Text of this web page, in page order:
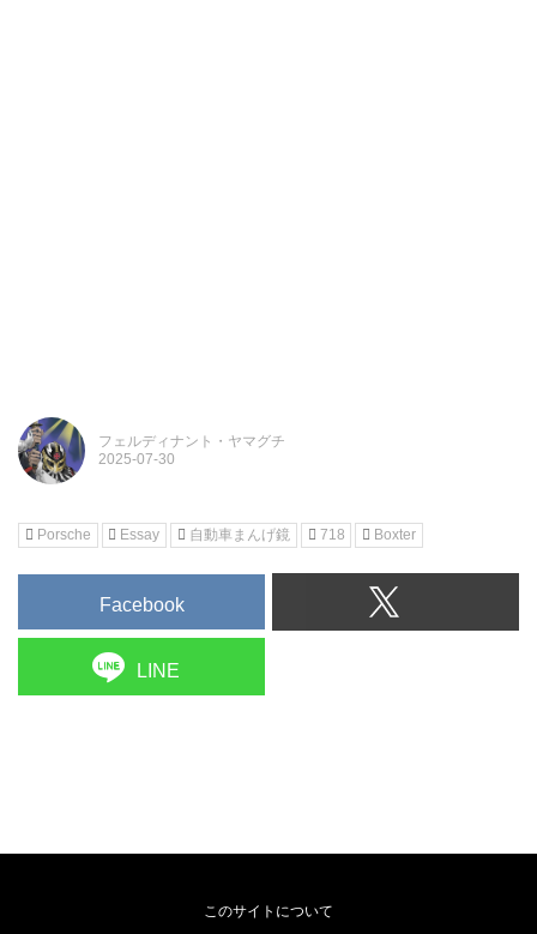
フェルディナント・ヤマグチ
Porsche Essay 自動車まんげ鏡 718 Boxter
Facebook
LINE
このサイトについて